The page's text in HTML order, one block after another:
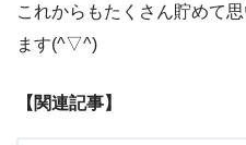
これからもたくさん貯めて
ます(^▽^)
【関連記事】